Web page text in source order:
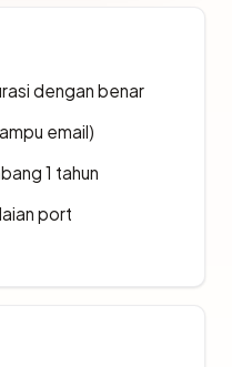
dengan benar
email)
1 tahun
port